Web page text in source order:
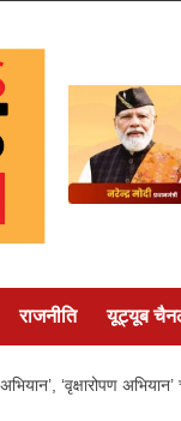
राजनीति यूट्यूब
‘वृक्षारोपण